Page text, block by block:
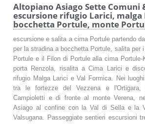
Altopiano Asiago Sette Comuni
escursione rifugio Larici, malga
bocchetta Portule, monte
escursione e salita a cima Portule partendo
per la stradina a bocchetta Portule, salita per
Portule e il Filon di Portule alla cima
porta Renzola, risalita a Cima Larici e
rifugio Malga Larici e Val Formica. Nei
tra le fortezze del Vezzena e l'Ortigara,
Campioletti e di fronte al monte Verena,
Asiago al confine con la Val di Sella e la
Valsugana. Passeggiate sentieri escursioni